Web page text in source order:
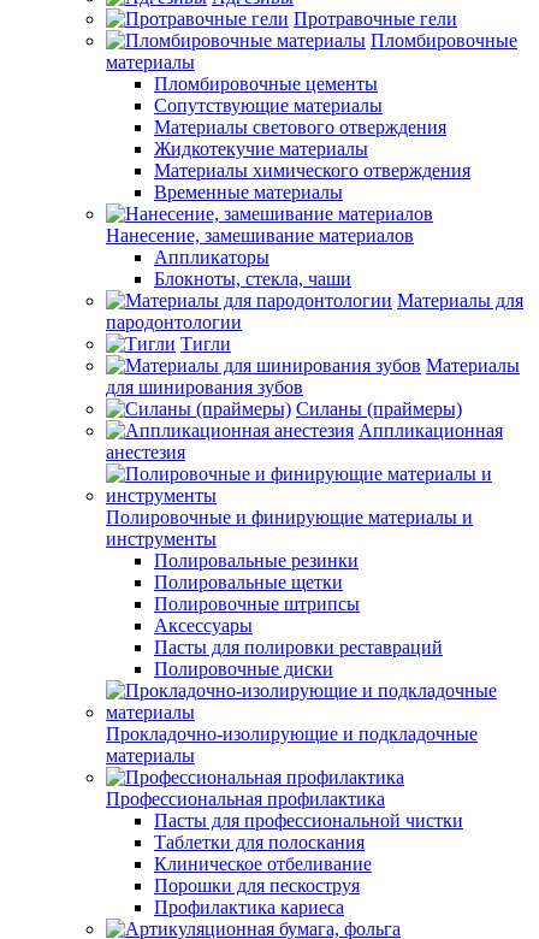
Протравочные гели
Пломбировочные
материалы
Пломбировочные цементы
Сопутствующие материалы
Материалы светового отверждения
Жидкотекучие материалы
Материалы химического отверждения
Временные материалы
Нанесение, замешивание материалов
Аппликаторы
Блокноты, стекла, чаши
Материалы для
пародонтологии
Тигли
Материалы
для шинирования зубов
Силаны (праймеры)
Аппликационная
анестезия
Полировочные и финирующие материалы и
инструменты
Полировальные резинки
Полировальные щетки
Полировочные штрипсы
Аксессуары
Пасты для полировки реставраций
Полировочные диски
Прокладочно-изолирующие и подкладочные
материалы
Профессиональная профилактика
Пасты для профессиональной чистки
Таблетки для полоскания
Клиническое отбеливание
Порошки для пескоструя
Профилактика кариеса